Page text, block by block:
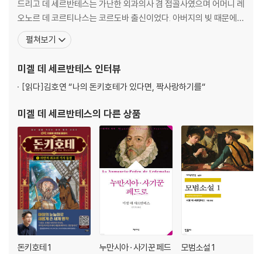
드리고 데 세르반테스는 가난한 외과의사 겸 접골사였으며 어머니 레
오노르 데 코르티나스는 코르도바 출신이었다. 아버지의 빚 때문에
몇 달간 투옥되었던 세르반테스는 19세가 되던 해 유명한 에라스무
스주의자 후안 로페스 데 오요스가 교장으로 있는 학교에 들어가고, 1
발간한 문집에 시 네 편을 수록한다. 이는 세르반테스의
펼쳐보기
미겔 데 세르반테스 인터뷰
[읽다]김호연 “나의 돈키호테가 있다면, 짝사랑하기를“
미겔 데 세르반테스의 다른 상품
돈키호테 1
누만시아 · 사기꾼 페드
모범소설 1